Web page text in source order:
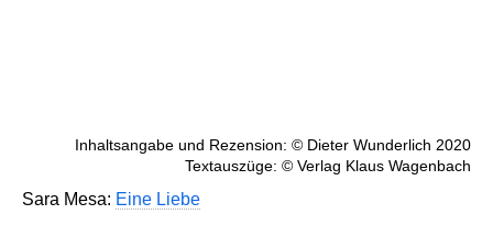
Inhaltsangabe und Rezension: © Dieter Wunderlich 2020
Textauszüge: © Verlag Klaus Wagenbach
Sara Mesa: Eine Liebe